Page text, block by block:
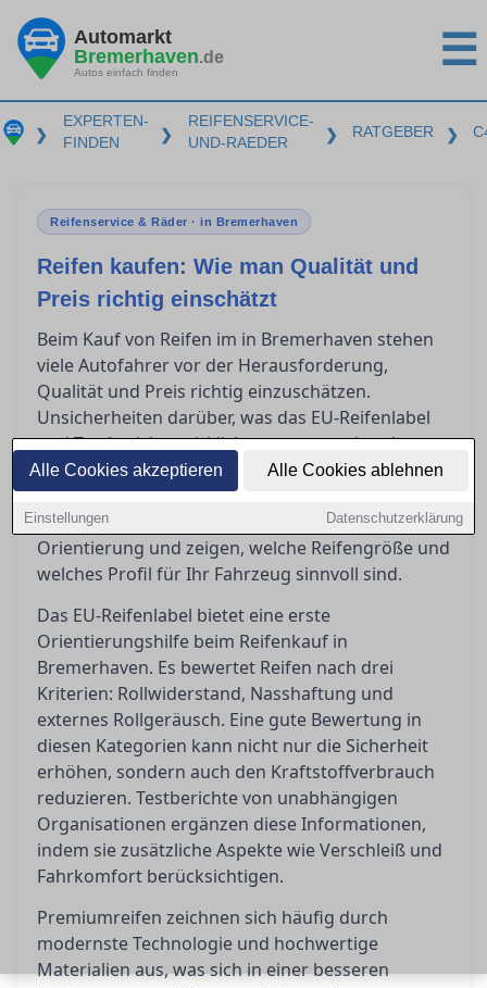
Alle Cookies akzeptieren Alle Cookies ablehnen
Einstellungen Datenschutzerklärung
Automarkt
Bremerhaven.de
Autos einfach finden ☰
❯
EXPERTEN-
FINDEN
❯
REIFENSERVICE-
UND-RAEDER
❯ RATGEBER ❯
Reifenservice & Räder · in Bremerhaven
Reifen kaufen: Wie man Qualität und
Preis richtig einschätzt
Beim Kauf von Reifen im in Bremerhaven stehen
viele Autofahrer vor der Herausforderung,
Qualität und Preis richtig einzuschätzen.
Unsicherheiten darüber, was das EU-Reifenlabel
und Testberichte wirklich aussagen, oder ob
Premiumreifen tatsächlich besser als
Budgetreifen sind, können die Entscheidung
erschweren. In diesem Ratgeber bieten wir
Orientierung und zeigen, welche Reifengröße und
welches Profil für Ihr Fahrzeug sinnvoll sind.
Das EU-Reifenlabel bietet eine erste
Orientierungshilfe beim Reifenkauf in
Bremerhaven. Es bewertet Reifen nach drei
Kriterien: Rollwiderstand, Nasshaftung und
externes Rollgeräusch. Eine gute Bewertung in
diesen Kategorien kann nicht nur die Sicherheit
erhöhen, sondern auch den Kraftstoffverbrauch
reduzieren. Testberichte von unabhängigen
Organisationen ergänzen diese Informationen,
indem sie zusätzliche Aspekte wie Verschleiß und
Fahrkomfort berücksichtigen.
Premiumreifen zeichnen sich häufig durch
modernste Technologie und hochwertige
Materialien aus, was sich in einer besseren